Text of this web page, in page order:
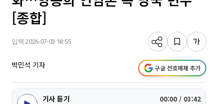
[종합]
입력 2026-07-03 18:55
박민석 기자 구글 선호매체 추가
기사 듣기 00:00 / 03:42